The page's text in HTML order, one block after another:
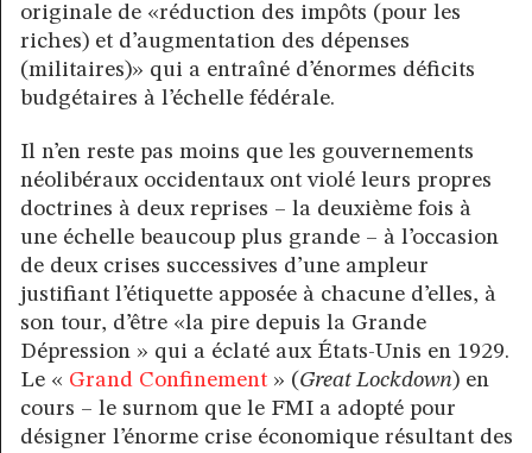
originale de «réduction des impôts (pour les
riches) et d’augmentation des dépenses
(militaires)» qui a entraîné d’énormes déficits
budgétaires à l’échelle fédérale.
Il n’en reste pas moins que les gouvernements
néolibéraux occidentaux ont violé leurs propres
doctrines à deux reprises – la deuxième fois à
une échelle beaucoup plus grande – à l’occasion
de deux crises successives d’une ampleur
justifiant l’étiquette apposée à chacune d’elles, à
son tour, d’être «la pire depuis la Grande
Dépression » qui a éclaté aux États-Unis en 1929.
Le « Grand Confinement» (Great Lockdown) en
cours – le surnom que le FMI a adopté pour
désigner l’énorme crise économique résultant des